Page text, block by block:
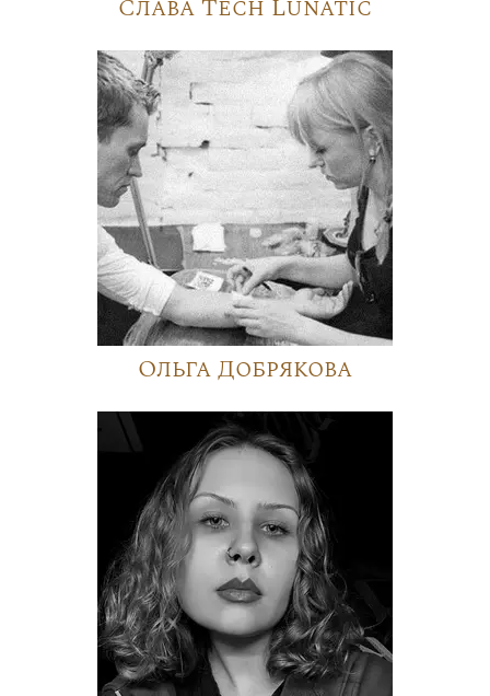
Слава Tech Lunatic
Ольга Добрякова